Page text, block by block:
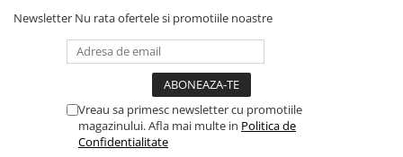
Gletiere, spacluri si mistrii
Alte gletiere
Gletiere din inox
Newsletter Nu rata ofertele si promotiile noastre
Vreau sa primesc newsletter cu promotiile
magazinului. Afla mai multe in Politica de
Confidentialitate